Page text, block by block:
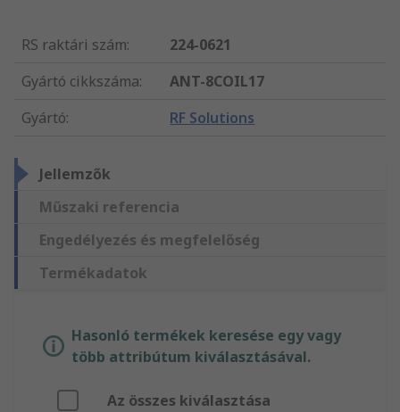
RS raktári szám:
224-0621
Gyártó cikkszáma:
ANT-8COIL17
Gyártó: RF Solutions
Jellemzők
Műszaki referencia
Engedélyezés és megfelelőség
Termékadatok
Hasonló termékek keresése egy vagy
több attribútum kiválasztásával.
Az összes kiválasztása